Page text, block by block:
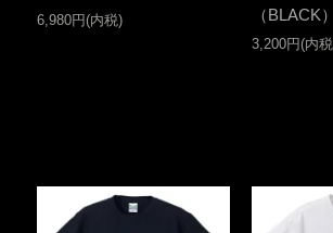
6,980円(内税)
（BLACK）
3,200円(内